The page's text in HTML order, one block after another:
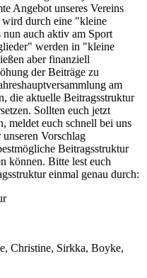
Angebot unseres Vereins
durch eine "kleine
auch aktiv am Sport
werden in "kleine
aber finanziell
der Beiträge zu
am
die aktuelle Beitragsstruktur
Sollten euch jetzt
meldet euch schnell bei uns
Vorschlag
Beitragsstruktur
können. Bitte lest euch
einmal genau durch:
Christine, Sirkka, Boyke,